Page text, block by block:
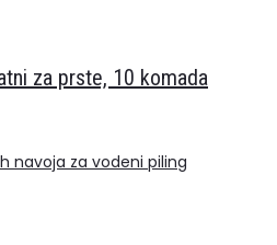
za prste, 10 komada